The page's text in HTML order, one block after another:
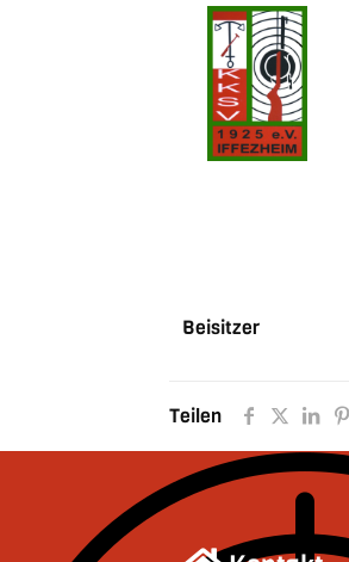
Beisitzer
Teilen